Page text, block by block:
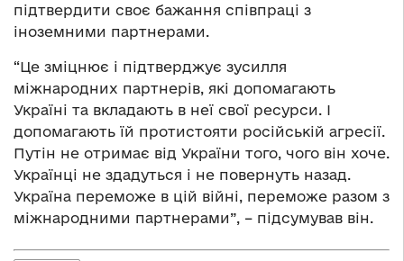
підтвердити своє бажання співпраці з
іноземними партнерами.
“Це зміцнює і підтверджує зусилля
міжнародних партнерів, які допомагають
Україні та вкладають в неї свої ресурси. І
допомагають їй протистояти російській агресії.
Путін не отримає від України того, чого він хоче.
Українці не здадуться і не повернуть назад.
Україна переможе в цій війні, переможе разом з
міжнародними партнерами”, – підсумував він.